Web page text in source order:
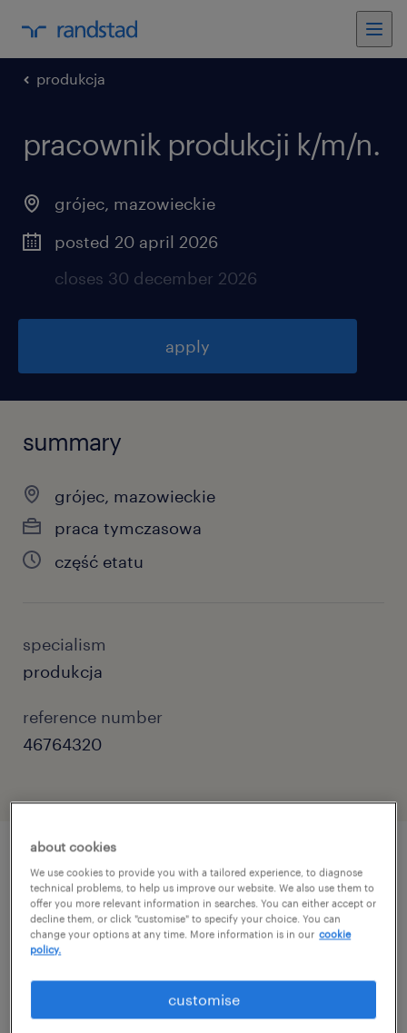
produkcja
pracownik produkcji k/m/n.
grójec, mazowieckie
posted 20 april 2026
closes 30 december 2026
apply
summary
grójec, mazowieckie
praca tymczasowa
część etatu
specialism
produkcja
reference number
46764320
job details
Dołącz do zespołu, który tworzy znane i
lubiane słodycze w Belsku Dużym!
Chcesz pracować w czystym, przyjaznym
about cookies
We use cookies to provide you with a tailored experience, to diagnose
technical problems, to help us improve our website. We also use them to
offer you more relevant information in searches. You can either accept or
decline them, or click "customise" to specify your choice. You can
change your options at any time. More information is in our cookie
policy.
customise